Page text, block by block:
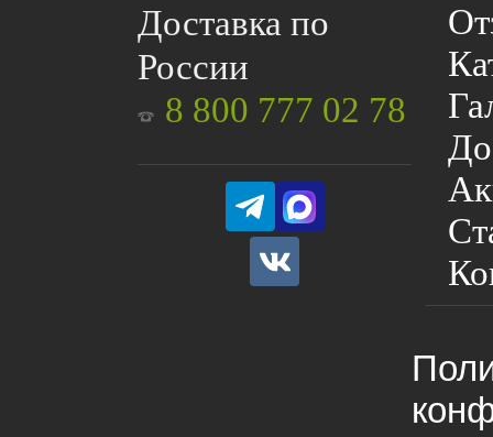
Доставка по
России
8 800 777 02 78